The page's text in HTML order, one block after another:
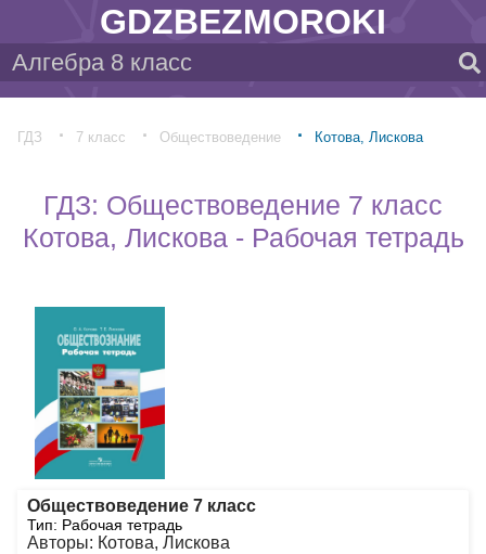
GDZBEZMOROKI
ГДЗ 7 класс Обществоведение Котова, Лискова
ГДЗ: Обществоведение 7 класс
Котова, Лискова - Рабочая тетрадь
Обществоведение 7 класс
Тип: Рабочая тетрадь
Авторы: Котова, Лискова